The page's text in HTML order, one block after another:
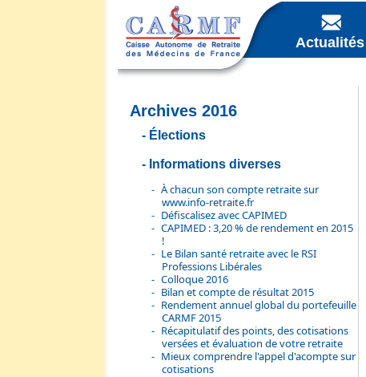
Actualités
Archives 2016
Élections
Informations diverses
À chacun son compte retraite sur
www.info-retraite.fr
Défiscalisez avec CAPIMED
CAPIMED : 3,20 % de rendement en 2015
!
Le Bilan santé retraite avec le RSI
Professions Libérales
Colloque 2016
Bilan et compte de résultat 2015
Rendement annuel global du portefeuille
CARMF 2015
Récapitulatif des points, des cotisations
versées et évaluation de votre retraite
Mieux comprendre l'appel d'acompte sur
cotisations